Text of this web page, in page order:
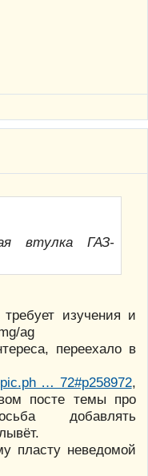
втулка ГАЗ-
изучения и
переехало в
… 72#p258972,
посте темы про
добавлять
пласту неведомой